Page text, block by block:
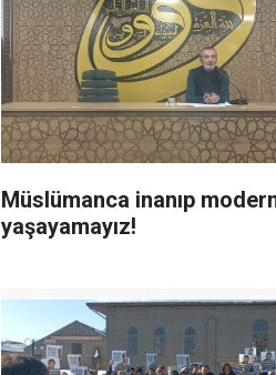
Müslümanca inanıp
yaşayamayız!